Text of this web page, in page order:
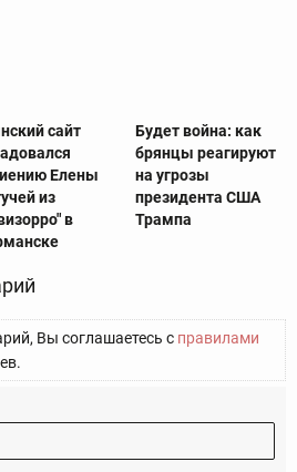
сайт
Елены
из
в
Будет война: как
брянцы реагируют
на угрозы
президента США
Трампа
Вы соглашаетесь с правилами